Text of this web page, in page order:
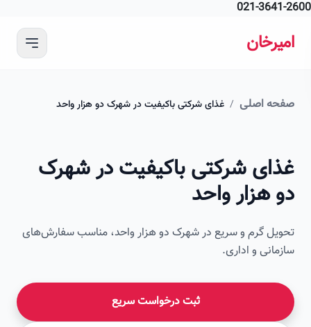
021-
اصلی / غذای شرکتی باکیفیت در شهرک دو هزار واحد
شرکتی باکیفیت در شهرک
واحد
گرم و سریع در شهرک دو هزار واحد، مناسب سفارش‌های
و اداری.
ثبت درخواست سریع